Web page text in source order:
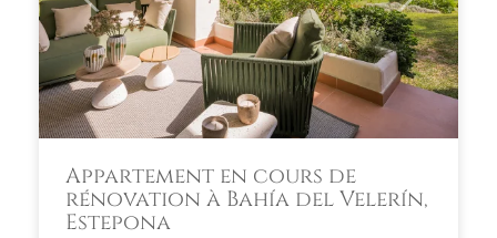
Appartement en cours de
rénovation à Bahía del Velerín,
Estepona